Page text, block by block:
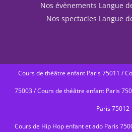
Nos évènements Langue
Nos spectacles Langue
Cours de théâtre enfant Paris 75011 /
75003/Cours de théâtre enfant Paris
Paris 75012
Cours de Hip Hop enfant et ado Paris